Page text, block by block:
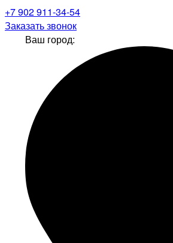
+7 902 911-34-54
Заказать звонок
Ваш город: